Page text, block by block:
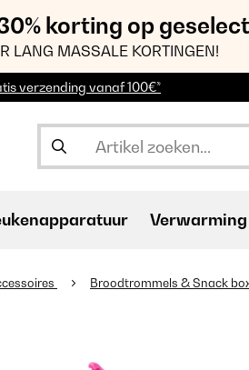
korting op
LANG MASSALE KORTINGEN!
verzending vanaf 100€*
Verwarming
Broodtrommels & Snack